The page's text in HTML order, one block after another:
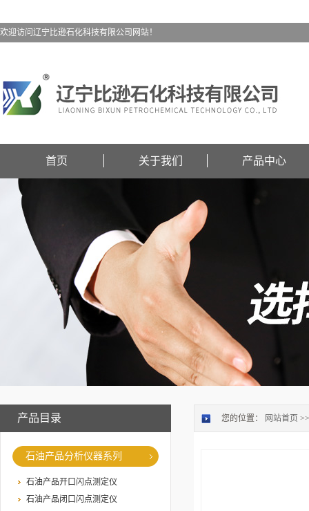
欢迎访问辽宁比逊石化科技有限公司网站！
首页 关于我们 产品中心
产品目录
石油产品分析仪器系列
石油产品开口闪点测定仪
石油产品闭口闪点测定仪
您的位置： 网站首页